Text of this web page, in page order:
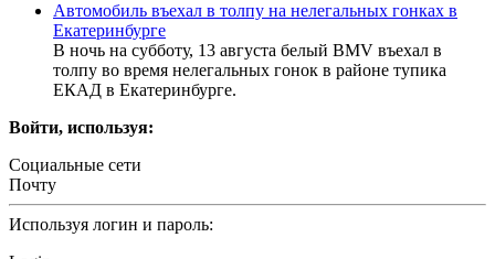
Автомобиль въехал в толпу на нелегальных гонках в
Екатеринбурге
В ночь на субботу, 13 августа белый BMV въехал в
толпу во время нелегальных гонок в районе тупика
ЕКАД в Екатеринбурге.
Войти, используя:
Социальные сети
Почту
Используя логин и пароль: